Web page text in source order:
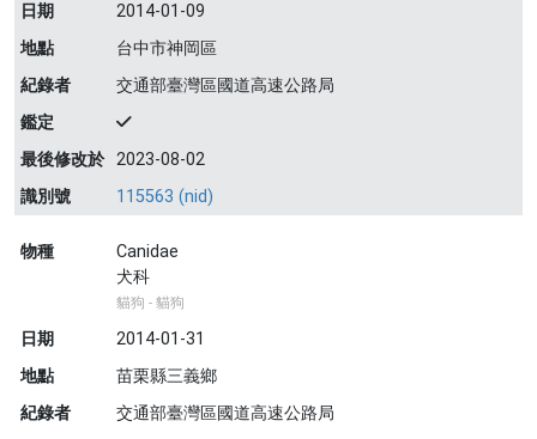
日期
2014-01-09
地點
台中市神岡區
紀錄者
交通部臺灣區國道高速公路局
鑑定
最後修改於 2023-08-02
識別號
115563 (nid)
物種
Canidae
犬科
貓狗 - 貓狗
日期
2014-01-31
地點
苗栗縣三義鄉
紀錄者
交通部臺灣區國道高速公路局